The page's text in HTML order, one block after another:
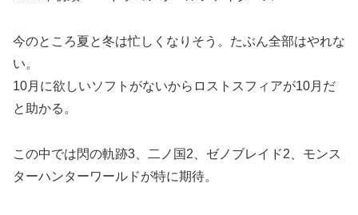
今のところ夏と冬は忙しくなりそう。たぶん全部はやれな
い。
10月に欲しいソフトがないからロストスフィアが10月だ
と助かる。
この中では閃の軌跡3、二ノ国2、ゼノブレイド2、モンス
ターハンターワールドが特に期待。